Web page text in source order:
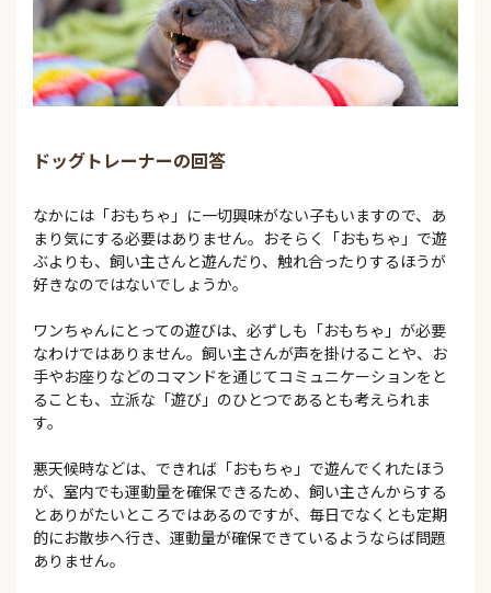
ドッグトレーナーの回答
なかには「おもちゃ」に一切興味がない子もいますので、あ
まり気にする必要はありません。おそらく「おもちゃ」で遊
ぶよりも、飼い主さんと遊んだり、触れ合ったりするほうが
好きなのではないでしょうか。
ワンちゃんにとっての遊びは、必ずしも「おもちゃ」が必要
なわけではありません。飼い主さんが声を掛けることや、お
手やお座りなどのコマンドを通じてコミュニケーションをと
ることも、立派な「遊び」のひとつであるとも考えられま
す。
悪天候時などは、できれば「おもちゃ」で遊んでくれたほう
が、室内でも運動量を確保できるため、飼い主さんからする
とありがたいところではあるのですが、毎日でなくとも定期
的にお散歩へ行き、運動量が確保できているようならば問題
ありません。